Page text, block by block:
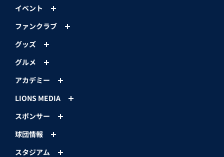
イベント
ファンクラブ
グッズ
グルメ
アカデミー
LIONS MEDIA
スポンサー
球団情報
スタジアム